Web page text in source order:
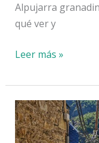
Alpujarra
qué ver y
La
granadina
en
3
días:
Leer más »